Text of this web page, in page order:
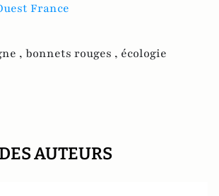
France
, bonnets rouges , écologie
AUTEURS